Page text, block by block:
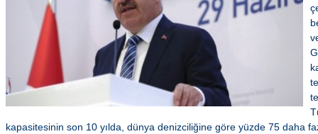
kapasitesinin son 10 yılda, dünya denizciliğine göre yüzde 75 daha